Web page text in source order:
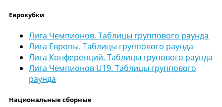
Еврокубки
Лига Чемпионов. Таблицы группового раунда
Лига Европы. Таблицы группового раунда
Лига Конференций. Таблицы групового раунда
Лига Чемпионов U19. Таблицы группового
раунда
Национальные сборные